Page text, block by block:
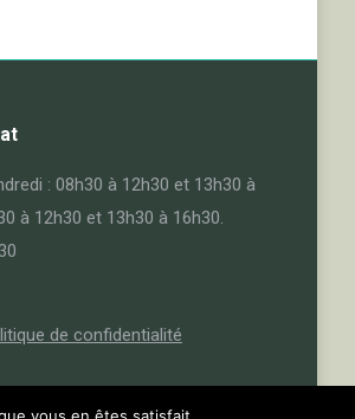
: 08h30 à 12h30 et 13h30 à
à 12h30 et 13h30 à 16h30.
de confidentialité